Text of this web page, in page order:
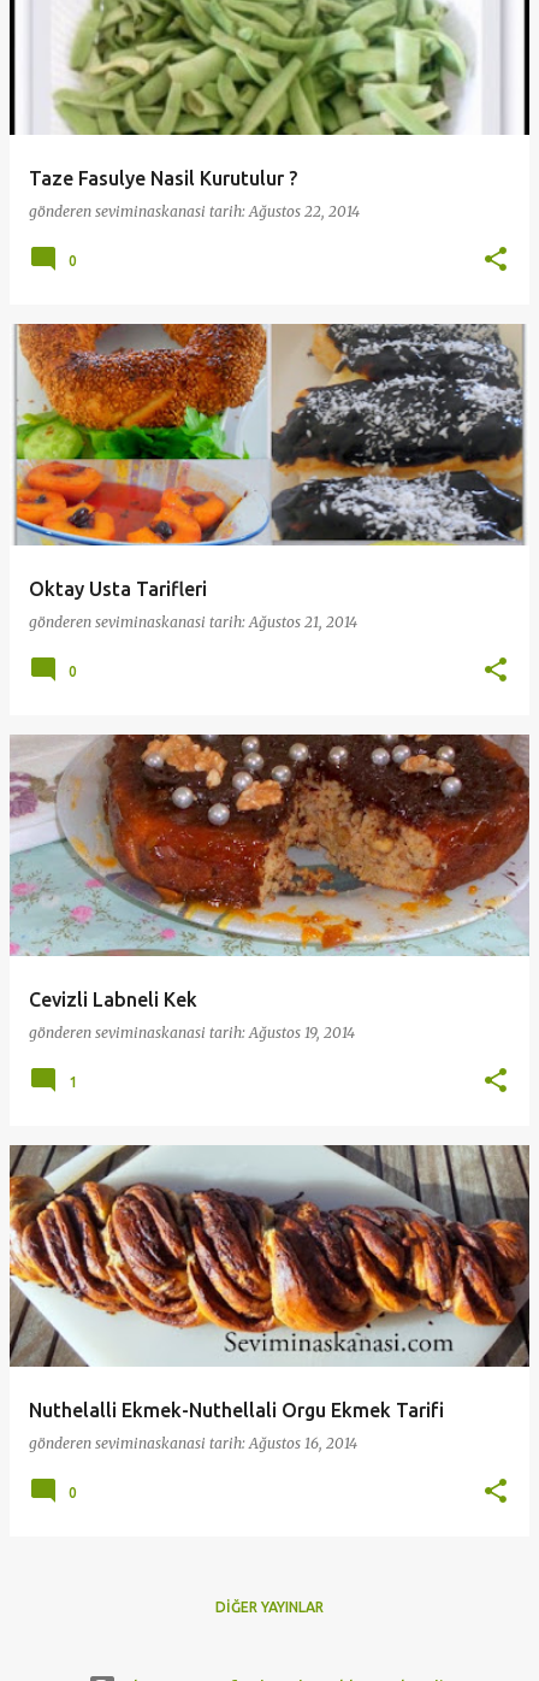
Taze Fasulye Nasil Kurutulur ?
gönderen seviminaskanasi tarih:Ağustos 22, 2014
0
Oktay Usta Tarifleri
gönderen seviminaskanasi tarih:Ağustos 21, 2014
0
Cevizli Labneli Kek
gönderen seviminaskanasi tarih:Ağustos 19, 2014
1
Nuthelalli Ekmek-Nuthellali Orgu Ekmek Tarifi
gönderen seviminaskanasi tarih:Ağustos 16, 2014
0
DIĞER YAYINLAR